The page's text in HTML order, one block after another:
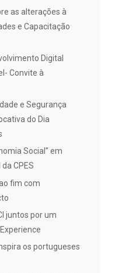
as alterações à
e Capacitação
Digital
Convite à
e Segurança
do Dia
Social” em
CPES
fim com
juntos por um
os portugueses